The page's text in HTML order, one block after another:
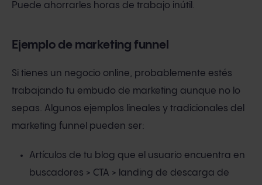
Puede ahorrarles horas de trabajo inútil.
Ejemplo de marketing funnel
Si tienes un negocio online, probablemente estés
trabajando tu embudo de marketing aunque no lo
sepas. Algunos ejemplos lineales y tradicionales del
marketing funnel pueden ser:
Artículos de tu blog que el usuario encuentra en
buscadores > CTA > landing de descarga de